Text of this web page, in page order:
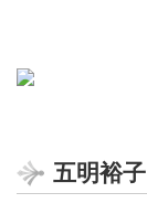
五明裕子